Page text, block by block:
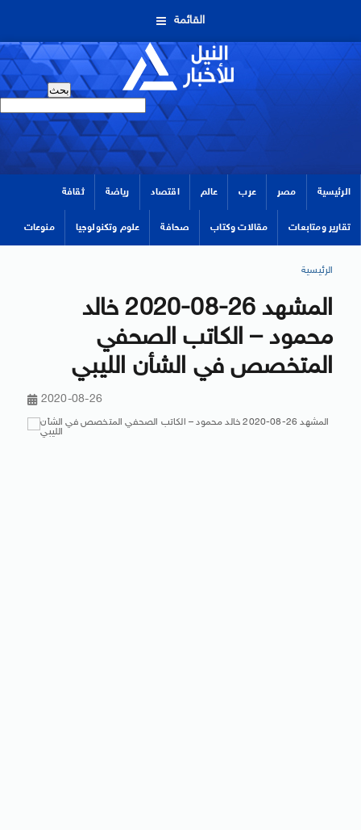
القائمة
الرئيسية مصر عرب عالم اقتصاد رياضة ثقافة
تقارير ومتابعات مقالات وكتاب صحافة علوم وتكنولوجيا منوعات
الرئيسية
المشهد 26-08-2020 خالد
محمود – الكاتب الصحفي
المتخصص في الشأن الليبي
2020-08-26